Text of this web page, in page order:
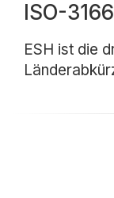
ISO-
ESH ist die